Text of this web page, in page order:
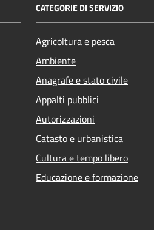
CATEGORIE DI SERVIZIO
Agricoltura e pesca
Ambiente
Anagrafe e stato civile
Appalti pubblici
Autorizzazioni
Catasto e urbanistica
Cultura e tempo libero
Educazione e formazione